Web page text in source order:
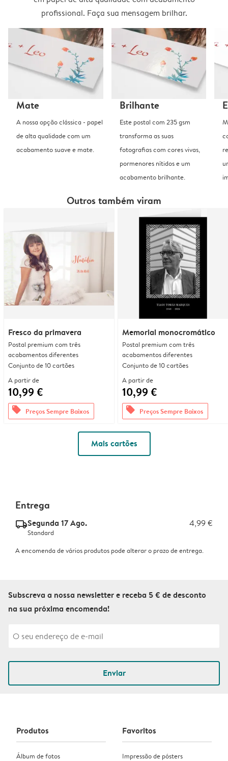
profissional. Faça sua mensagem brilhar.
Mate
A nossa opção clássica - papel
de alta qualidade com um
acabamento suave e mate.
Brilhante
Este postal com 235 gsm
transforma as suas
fotografias com cores vivas,
pormenores nítidos e um
acabamento brilhante.
Outros também viram
Fresco da primavera
Postal premium com três
acabamentos diferentes
Conjunto de 10 cartões
A partir de
10,99 €
offers Preços Sempre Baixos
Memorial monocromático
Postal premium com três
acabamentos diferentes
Conjunto de 10 cartões
A partir de
10,99 €
offers Preços Sempre Baixos
Mais cartões
Entrega
delivery_standard_v2Segunda 17 Ago. 4,99 €
Standard
A encomenda de vários produtos pode alterar o prazo de entrega.
Subscreva a nossa newsletter e receba 5 € de desconto
na sua próxima encomenda!
Enviar
Produtos
Álbum de fotos
Favoritos
Impressão de pósters